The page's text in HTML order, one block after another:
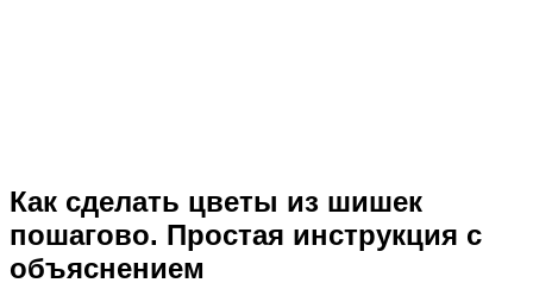
Как сделать цветы из шишек
пошагово. Простая инструкция с
объяснением